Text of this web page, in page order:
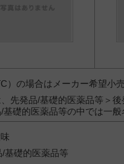
）の場合はメーカー希望小
先発品/基礎的医薬品等＞
基礎的医薬品等の中では一
/基礎的医薬品等